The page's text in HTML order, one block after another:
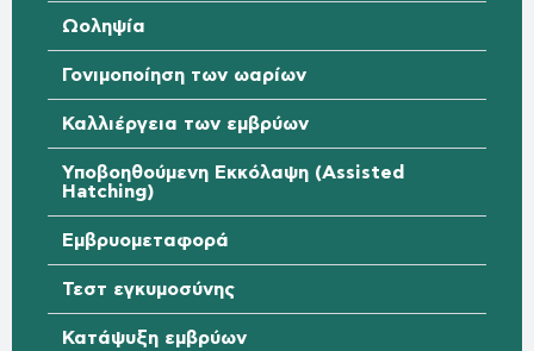
Ωοληψία
Γονιμοποίηση των ωαρίων
Καλλιέργεια των εμβρύων
Υποβοηθούμενη Εκκόλαψη (Assisted
Hatching)
Εμβρυομεταφορά
Τεστ εγκυμοσύνης
Κατάψυξη εμβρύων